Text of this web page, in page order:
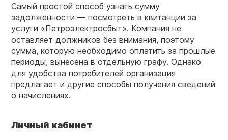
Самый простой способ узнать сумму
задолженности — посмотреть в квитанции за
услуги «Петроэлектросбыт». Компания не
оставляет должников без внимания, поэтому
сумма, которую необходимо оплатить за прошлые
периоды, вынесена в отдельную графу. Однако
для удобства потребителей организация
предлагает и другие способы получения сведений
о начислениях.
Личный кабинет